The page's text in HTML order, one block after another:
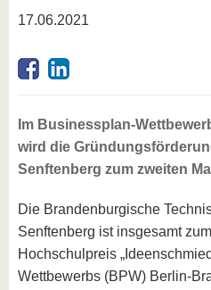
17.06.2021
Im Businessplan-
wird die
Senftenberg zum zweiten
Die Brandenburgische
Senftenberg ist insgesamt
Hochschulpreis
Wettbewerbs (BPW) Berlin-